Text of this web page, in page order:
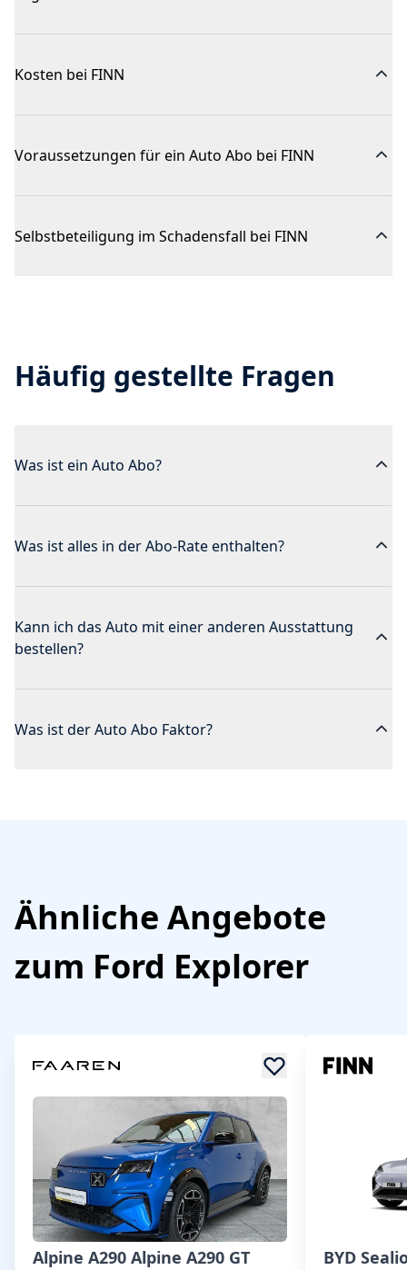
Kosten bei FINN
Voraussetzungen für ein Auto Abo bei FINN
Selbstbeteiligung im Schadensfall bei FINN
Häufig gestellte Fragen
Was ist ein Auto Abo?
Was ist alles in der Abo-Rate enthalten?
Kann ich das Auto mit einer anderen Ausstattung
bestellen?
Was ist der Auto Abo Faktor?
Ähnliche Angebote
zum Ford Explorer
Alpine A290 Alpine A290 GT BYD